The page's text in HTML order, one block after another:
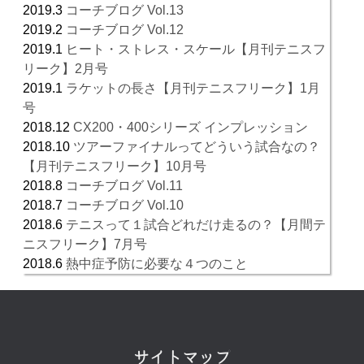
2019.3 コーチブログ Vol.13
2019.2 コーチブログ Vol.12
2019.1 ヒート・ストレス・スケール【月刊テニスフ
リーク】2月号
2019.1 ラケットの長さ【月刊テニスフリーク】1月
号
2018.12 CX200・400シリーズ インプレッション
2018.10 ツアーファイナルってどういう試合なの？
【月刊テニスフリーク】10月号
2018.8 コーチブログ Vol.11
2018.7 コーチブログ Vol.10
2018.6 テニスって１試合どれだけ走るの？【月間テ
ニスフリーク】7月号
2018.6 熱中症予防に必要な４つのこと
サイトマップ